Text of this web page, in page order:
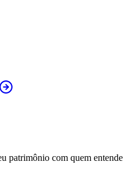
patrimônio com quem entende